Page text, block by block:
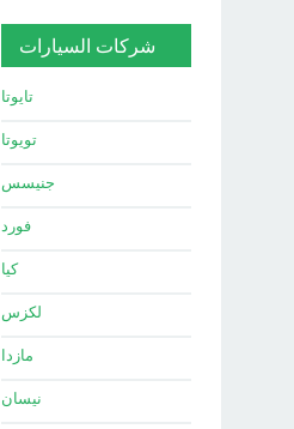
شركات السيارات
تايوتا
تويوتا
جنيسس
فورد
كيا
لكزس
مازدا
نيسان